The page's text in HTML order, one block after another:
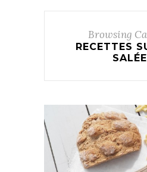
Browsing
RECETTES